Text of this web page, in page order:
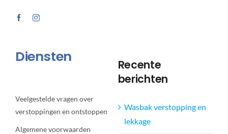
Diensten
Veelgestelde vragen over
verstoppingen en ontstoppen
Algemene voorwaarden
Recente
berichten
Wasbak verstopping en
lekkage